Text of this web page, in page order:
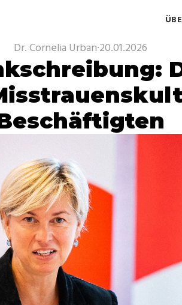
Dr. Cornelia Urban·20.01.2026